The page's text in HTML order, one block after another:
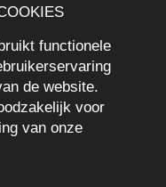
functionele
de website.
voor
van onze